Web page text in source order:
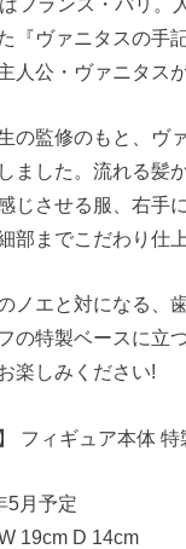
『ヴァニタスの手
人公・ヴァニタス
の監修のもと、ヴ
ました。流れる髪
じさせる服、右手
部までこだわり仕
ノエと対になる、
の特製ベースに立
楽しみください!
フィギュア本体 特
5月予定
19cm D 14cm